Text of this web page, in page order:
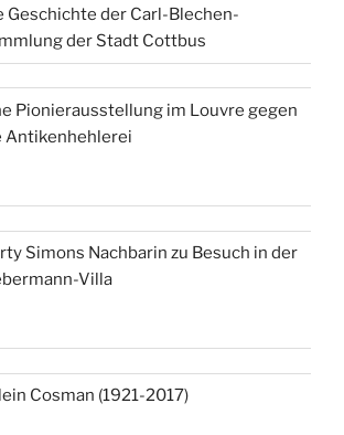
Geschichte der Carl-Blechen-
der Stadt Cottbus
Pionierausstellung im Louvre gegen
Antikenhehlerei
Simons Nachbarin zu Besuch in der
Villa
Cosman (1921-2017)